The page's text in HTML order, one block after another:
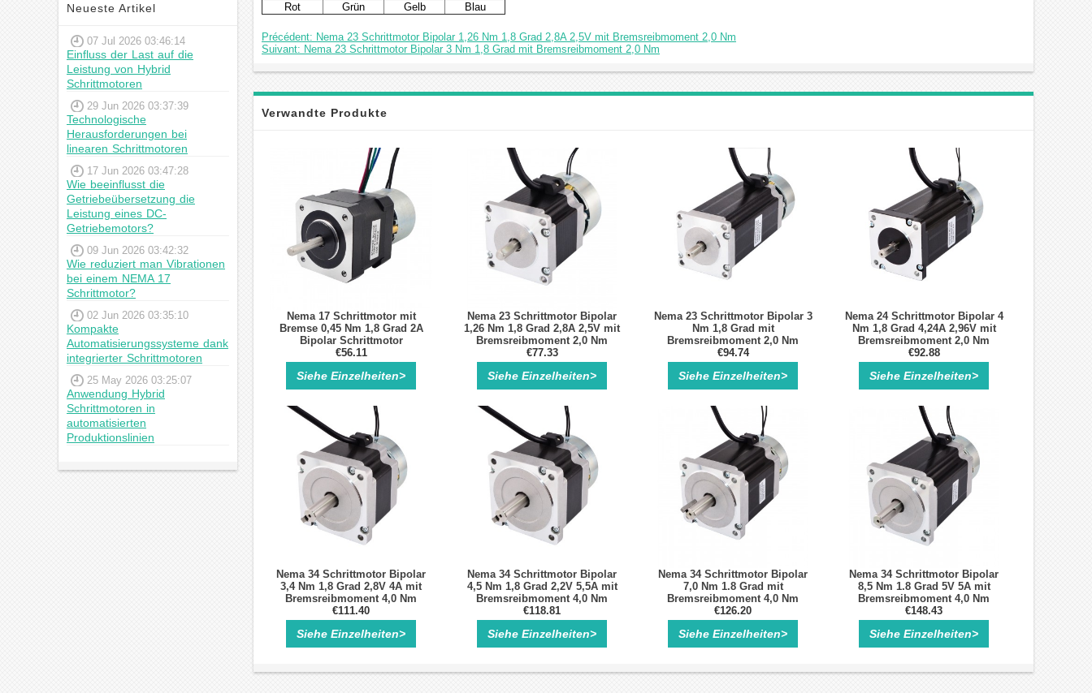
Neueste Artikel
07 Jul 2026 03:46:14
Einfluss der Last auf die
Leistung von Hybrid
Schrittmotoren
29 Jun 2026 03:37:39
Technologische
Herausforderungen bei
linearen Schrittmotoren
17 Jun 2026 03:47:28
Wie beeinflusst die
Getriebeübersetzung die
Leistung eines DC-
Getriebemotors?
09 Jun 2026 03:42:32
Wie reduziert man Vibrationen
bei einem NEMA 17
Schrittmotor?
02 Jun 2026 03:35:10
Kompakte
Automatisierungssysteme dank
integrierter Schrittmotoren
25 May 2026 03:25:07
Anwendung Hybrid
Schrittmotoren in
automatisierten
Produktionslinien
Rot
Grün Gelb Blau
Précédent: Nema 23 Schrittmotor Bipolar 1,26 Nm 1,8 Grad 2,8A 2,5V mit Bremsreibmoment 2,0 Nm
Suivant: Nema 23 Schrittmotor Bipolar 3 Nm 1,8 Grad mit Bremsreibmoment 2,0 Nm
Verwandte Produkte
Nema 17 Schrittmotor mit
Bremse 0,45 Nm 1,8 Grad 2A
Bipolar Schrittmotor
€56.11
Siehe Einzelheiten>
Nema 23 Schrittmotor Bipolar
1,26 Nm 1,8 Grad 2,8A 2,5V mit
Bremsreibmoment 2,0 Nm
€77.33
Siehe Einzelheiten>
Nema 23 Schrittmotor Bipolar 3
Nm 1,8 Grad mit
Bremsreibmoment 2,0 Nm
€94.74
Siehe Einzelheiten>
Nema 24 Schrittmotor Bipolar 4
Nm 1,8 Grad 4,24A 2,96V mit
Bremsreibmoment 2,0 Nm
€92.88
Siehe Einzelheiten>
Nema 34 Schrittmotor Bipolar
3,4 Nm 1,8 Grad 2,8V 4A mit
Bremsreibmoment 4,0 Nm
€111.40
Siehe Einzelheiten>
Nema 34 Schrittmotor Bipolar
4,5 Nm 1,8 Grad 2,2V 5,5A mit
Bremsreibmoment 4,0 Nm
€118.81
Siehe Einzelheiten>
Nema 34 Schrittmotor Bipolar
7,0 Nm 1.8 Grad mit
Bremsreibmoment 4,0 Nm
€126.20
Siehe Einzelheiten>
Nema 34 Schrittmotor Bipolar
8,5 Nm 1.8 Grad 5V 5A mit
Bremsreibmoment 4,0 Nm
€148.43
Siehe Einzelheiten>